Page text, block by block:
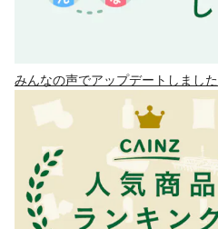
みんなの声でアップデートしました